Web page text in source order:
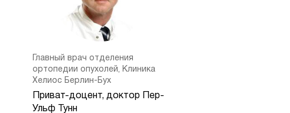
Главный врач отделения
ортопедии опухолей, Клиника
Хелиос Берлин-Бух
Приват-доцент, доктор Пер-
Ульф Тунн